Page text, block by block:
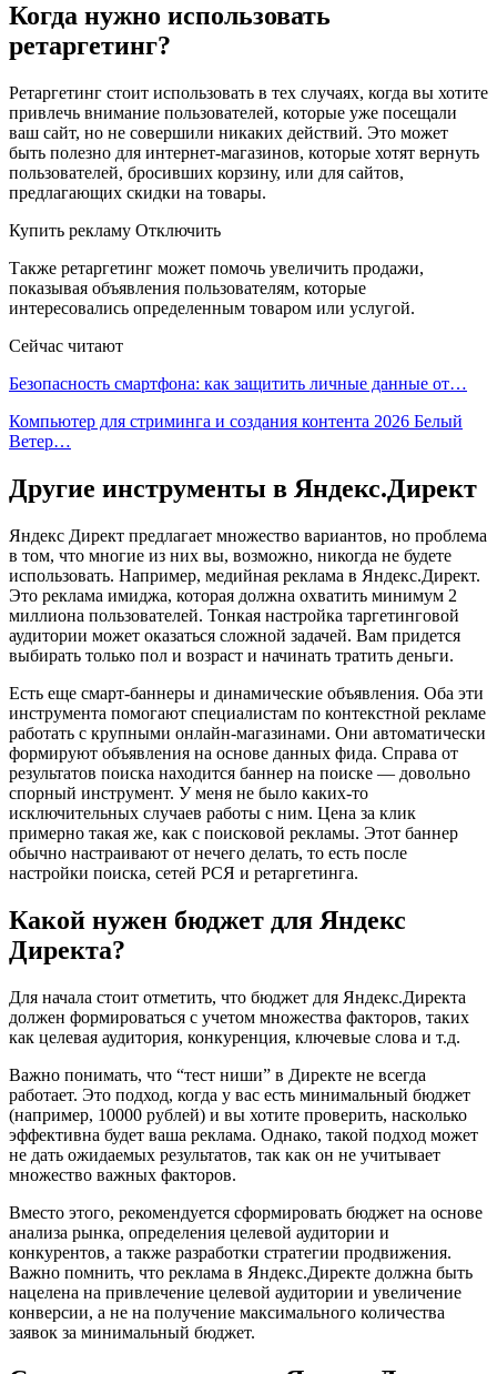
Когда нужно использовать
ретаргетинг?
Ретаргетинг стоит использовать в тех случаях, когда вы хотите
привлечь внимание пользователей, которые уже посещали
ваш сайт, но не совершили никаких действий. Это может
быть полезно для интернет-магазинов, которые хотят вернуть
пользователей, бросивших корзину, или для сайтов,
предлагающих скидки на товары.
Купить рекламу Отключить
Также ретаргетинг может помочь увеличить продажи,
показывая объявления пользователям, которые
интересовались определенным товаром или услугой.
Сейчас читают
Безопасность смартфона: как защитить личные данные от…
Компьютер для стриминга и создания контента 2026 Белый
Ветер…
Другие инструменты в Яндекс.Директ
Яндекс Директ предлагает множество вариантов, но проблема
в том, что многие из них вы, возможно, никогда не будете
использовать. Например, медийная реклама в Яндекс.Директ.
Это реклама имиджа, которая должна охватить минимум 2
миллиона пользователей. Тонкая настройка таргетинговой
аудитории может оказаться сложной задачей. Вам придется
выбирать только пол и возраст и начинать тратить деньги.
Есть еще смарт-баннеры и динамические объявления. Оба эти
инструмента помогают специалистам по контекстной рекламе
работать с крупными онлайн-магазинами. Они автоматически
формируют объявления на основе данных фида. Справа от
результатов поиска находится баннер на поиске — довольно
спорный инструмент. У меня не было каких-то
исключительных случаев работы с ним. Цена за клик
примерно такая же, как с поисковой рекламы. Этот баннер
обычно настраивают от нечего делать, то есть после
настройки поиска, сетей РСЯ и ретаргетинга.
Какой нужен бюджет для Яндекс
Директа?
Для начала стоит отметить, что бюджет для Яндекс.Директа
должен формироваться с учетом множества факторов, таких
как целевая аудитория, конкуренция, ключевые слова и т.д.
Важно понимать, что “тест ниши” в Директе не всегда
работает. Это подход, когда у вас есть минимальный бюджет
(например, 10000 рублей) и вы хотите проверить, насколько
эффективна будет ваша реклама. Однако, такой подход может
не дать ожидаемых результатов, так как он не учитывает
множество важных факторов.
Вместо этого, рекомендуется сформировать бюджет на основе
анализа рынка, определения целевой аудитории и
конкурентов, а также разработки стратегии продвижения.
Важно помнить, что реклама в Яндекс.Директе должна быть
нацелена на привлечение целевой аудитории и увеличение
конверсии, а не на получение максимального количества
заявок за минимальный бюджет.